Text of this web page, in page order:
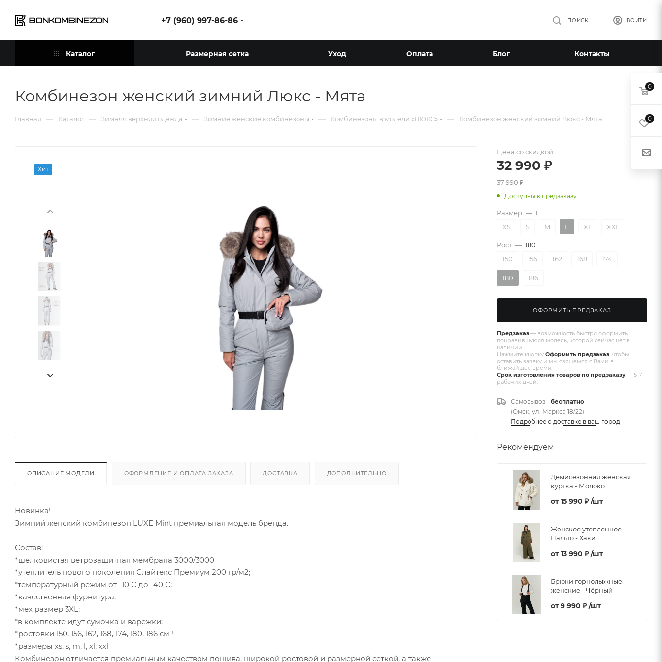
+7 (960) 997-86-86 ВОЙТИ
ПОИСК
Каталог Размерная сетка Уход Оплата Блог Контакты
Комбинезон женский зимний Люкс - Мята
Главная — Каталог — Зимняя верхняя одежда — Зимние женские комбинезоны — Комбинезоны в модели «ЛЮКС» — Комбинезон женский зимний Люкс - Мята
Хит
ОПИСАНИЕ МОДЕЛИ ОФОРМЛЕНИЕ И ОПЛАТА ЗАКАЗА ДОСТАВКА ДОПОЛНИТЕЛЬНО
Новинка!
Зимний женский комбинезон LUXE Mint премиальная модель бренда.
Состав:
*шелковистая ветрозащитная мембрана 3000/3000
*утеплитель нового поколения Слайтекс Премиум 200 гр/м2;
*температурный режим от -10 С до -40 С;
*качественная фурнитура;
*мех размер 3XL;
*в комплекте идут сумочка и варежки;
*ростовки 150, 156, 162, 168, 174, 180, 186 см !
*размеры xs, s, m, l, xl, xxl
Комбинезон отличается премиальным качеством пошива, широкой ростовой и размерной сеткой, а также
Цена со скидкой
32 990 ₽
37 990₽
Доступны к предзаказу
Размер — L
XS
S M L XL XXL
Рост — 180
150
156 162 168 174
180 186
ОФОРМИТЬ ПРЕДЗАКАЗ
Предзаказ — возможность быстро оформить
понравившуюся модель, которой сейчас нет в
наличии.
Нажмите кнопку Оформить предзаказ , чтобы
оставить заявку и мы свяжемся с Вами в
ближайшее время.
Срок изготовления товаров по предзаказу — 5-7
рабочих дней.
Самовывоз - бесплатно
(Омск, ул. Маркса 18/22)
Подробнее о доставке в ваш город
Рекомендуем
Демисезонная женская
куртка - Молоко
от15 990 ₽ /шт
Женское утепленное
Пальто - Хаки
от13 990 ₽ /шт
Брюки горнолыжные
женские - Чёрный
от9 990 ₽ /шт
0
0